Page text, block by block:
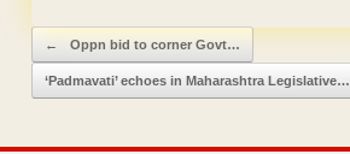
Post navigation
← Oppn bid to corner Govt…
‘Padmavati’ echoes in Maharashtra Legislative…